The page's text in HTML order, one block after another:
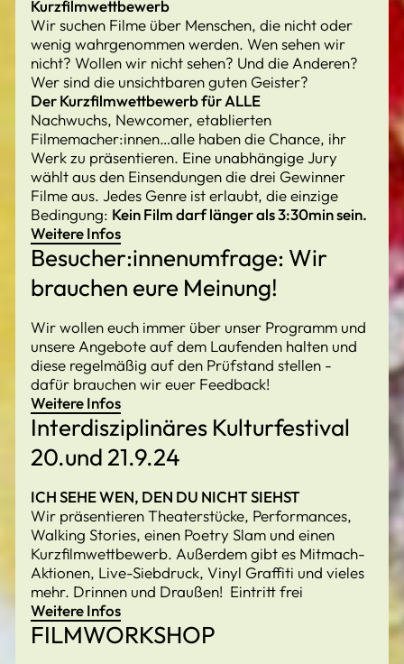
Kurzfilmwettbewerb
Wir suchen Filme über Menschen, die nicht oder
wenig wahrgenommen werden. Wen sehen wir
nicht? Wollen wir nicht sehen? Und die Anderen?
Wer sind die unsichtbaren guten Geister?
Der Kurzfilmwettbewerb für ALLE
Nachwuchs, Newcomer, etablierten
Filmemacher:innen…alle haben die Chance, ihr
Werk zu präsentieren. Eine unabhängige Jury
wählt aus den Einsendungen die drei Gewinner
Filme aus. Jedes Genre ist erlaubt, die einzige
Bedingung: Kein Film darf länger als 3:30min sein.
Weitere Infos
Besucher:innenumfrage: Wir
brauchen eure Meinung!
Wir wollen euch immer über unser Programm und
unsere Angebote auf dem Laufenden halten und
diese regelmäßig auf den Prüfstand stellen -
dafür brauchen wir euer Feedback!
Weitere Infos
Interdisziplinäres Kulturfestival
20.und 21.9.24
ICH SEHE WEN, DEN DU NICHT SIEHST
Wir präsentieren Theaterstücke, Performances,
Walking Stories, einen Poetry Slam und einen
Kurzfilmwettbewerb. Außerdem gibt es Mitmach-
Aktionen, Live-Siebdruck, Vinyl Graffiti und vieles
mehr. Drinnen und Draußen! Eintritt frei
Weitere Infos
FILMWORKSHOP